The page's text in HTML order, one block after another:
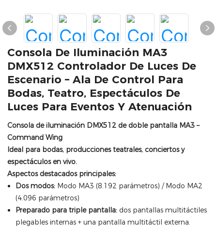
Consola De Iluminación MA3
DMX512 Controlador De Luces De
Escenario – Ala De Control Para
Bodas, Teatro, Espectáculos De
Luces Para Eventos Y Atenuación
Consola de iluminación DMX512 de doble pantalla MA3 –
Command Wing
Ideal para bodas, producciones teatrales, conciertos y
espectáculos en vivo.
Aspectos destacados principales:
Dos modos:Modo MA3 (8.192 parámetros) / Modo MA2
(4.096 parámetros)
Preparado para triple pantalla:dos pantallas multitáctiles
plegables internas + una pantalla multitáctil externa.